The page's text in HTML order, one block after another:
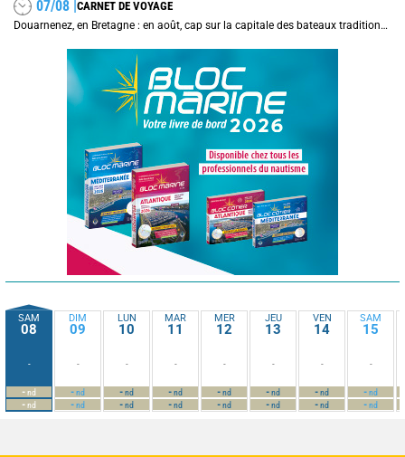
07/08 |CARNET DE VOYAGE
Douarnenez, en Bretagne : en août, cap sur la capitale des bateaux traditionnels et de la sardine
SAM
08
-
-nd
-nd
DIM
09
-
-nd
-nd
LUN
10
-
-nd
-nd
MAR
11
-
-nd
-nd
MER
12
-
-nd
-nd
JEU
13
-
-nd
-nd
VEN
14
-
-nd
-nd
SAM
15
-
-nd
-nd